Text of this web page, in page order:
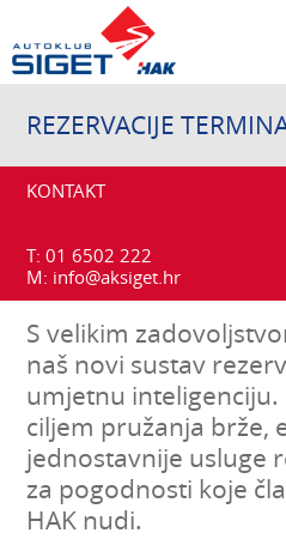
O
REZERVACIJE
KONTAKT
T: 01 6502 222
M: info@aksiget.hr
S velikim
naš novi sustav
umjetnu inteligenciju.
ciljem pružanja brže,
jednostavnije usluge
za pogodnosti koje
HAK nudi.